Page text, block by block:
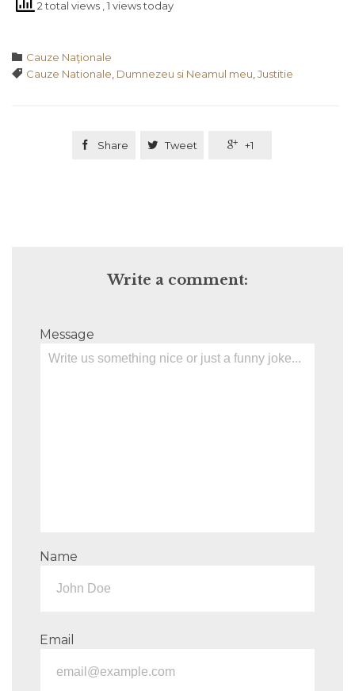
2 total views , 1 views today
 Category
Cauze Naţionale
 Tags
Cauze Nationale Dumnezeu si Neamul meu Justitie
 Share  Tweet  +1
Write a comment:
Message
Name
Email